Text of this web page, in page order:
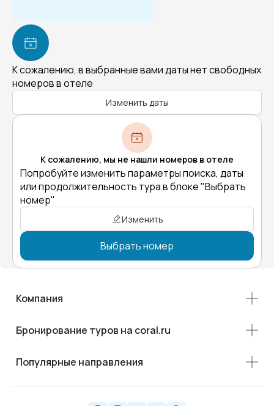
К сожалению, в выбранные вами даты нет свободных
номеров в отеле
Изменить даты
К сожалению, мы не нашли номеров в отеле
Попробуйте изменить параметры поиска, даты
или продолжительность тура в блоке "Выбрать
номер"
Изменить
Выбрать номер
Компания
Бронирование туров на coral.ru
Популярные направления